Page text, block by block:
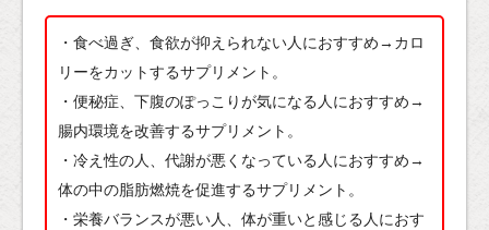
・食べ過ぎ、食欲が抑えられない人におすすめ→カロ
リーをカットするサプリメント。
・便秘症、下腹のぽっこりが気になる人におすすめ→
腸内環境を改善するサプリメント。
・冷え性の人、代謝が悪くなっている人におすすめ→
体の中の脂肪燃焼を促進するサプリメント。
・栄養バランスが悪い人、体が重いと感じる人におす